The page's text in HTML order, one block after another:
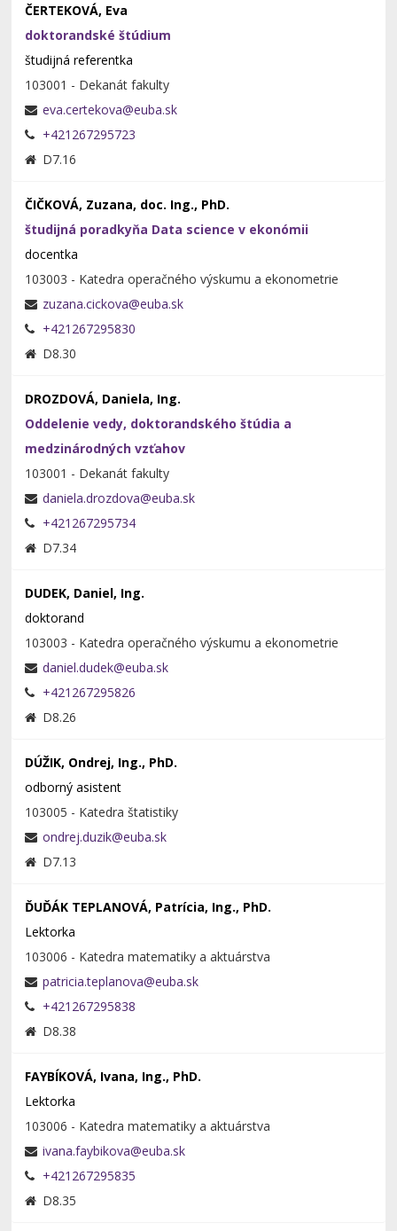
ČERTEKOVÁ, Eva
doktorandské štúdium
študijná referentka
103001 - Dekanát fakulty
+421267295723
D7.16
ČIČKOVÁ, Zuzana, doc. Ing., PhD.
študijná poradkyňa Data science v ekonómii
docentka
103003 - Katedra operačného výskumu a ekonometrie
+421267295830
D8.30
DROZDOVÁ, Daniela, Ing.
Oddelenie vedy, doktorandského štúdia a
medzinárodných vzťahov
103001 - Dekanát fakulty
+421267295734
D7.34
DUDEK, Daniel, Ing.
doktorand
103003 - Katedra operačného výskumu a ekonometrie
+421267295826
D8.26
DÚŽIK, Ondrej, Ing., PhD.
odborný asistent
103005 - Katedra štatistiky
D7.13
ĎUĎÁK TEPLANOVÁ, Patrícia, Ing., PhD.
Lektorka
103006 - Katedra matematiky a aktuárstva
+421267295838
D8.38
FAYBÍKOVÁ, Ivana, Ing., PhD.
Lektorka
103006 - Katedra matematiky a aktuárstva
+421267295835
D8.35